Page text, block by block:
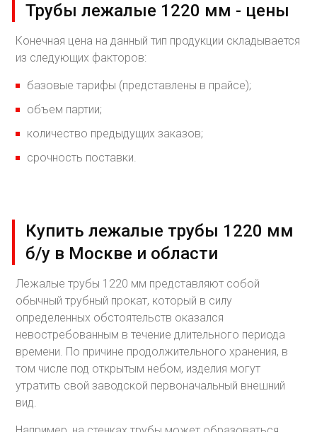
Трубы лежалые 1220 мм - цены
Конечная цена на данный тип продукции складывается
из следующих факторов:
базовые тарифы (представлены в прайсе);
объем партии;
количество предыдущих заказов;
срочность поставки.
Купить лежалые трубы 1220 мм
б/у в Москве и области
Лежалые трубы 1220 мм представляют собой
обычный трубный прокат, который в силу
определенных обстоятельств оказался
невостребованным в течение длительного периода
времени. По причине продолжительного хранения, в
том числе под открытым небом, изделия могут
утратить свой заводской первоначальный внешний
вид.